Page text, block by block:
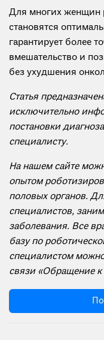
Для многих женщин
становятся
гарантирует более
вмешательство и
без ухудшения
Статья
исключительно
постановки
специалисту.
На нашем сайте
опытом
половых органов.
специалистов,
заболевания. Все
базу по
специалистом
связи «Обращение к